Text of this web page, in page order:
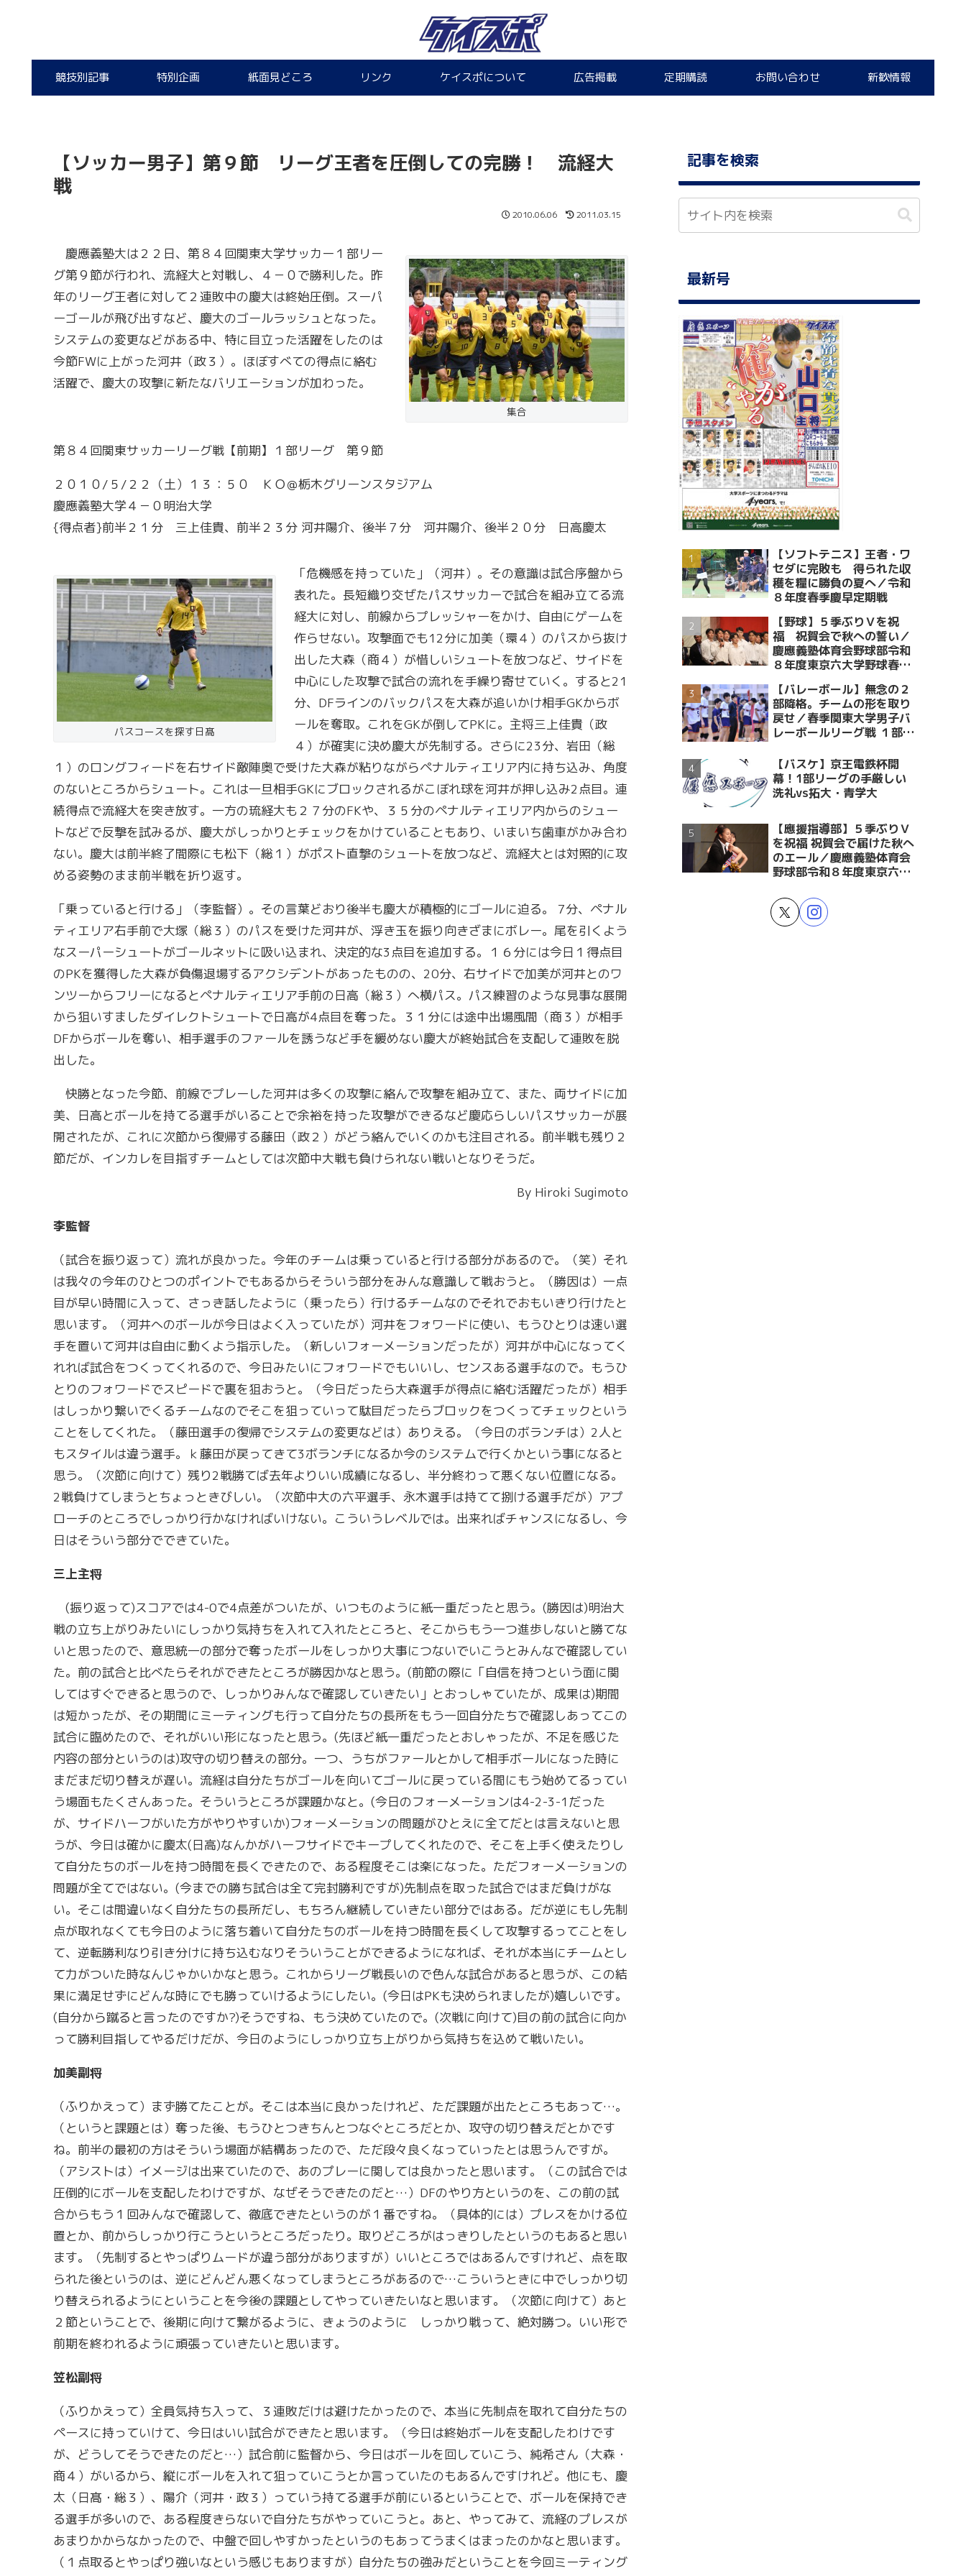
競技別記事 特別企画 紙面見どころ リンク ケイスポについて 広告掲載 定期購読 お問い合わせ 新歓情報
【ソッカー男子】第９節 リーグ王者を圧倒しての完勝！ 流経大
戦
2010.06.06 2011.03.15
集合
慶應義塾大は２２日、第８４回関東大学サッカー１部リー
グ第９節が行われ、流経大と対戦し、４－０で勝利した。昨
年のリーグ王者に対して２連敗中の慶大は終始圧倒。スーパ
ーゴールが飛び出すなど、慶大のゴールラッシュとなった。
システムの変更などがある中、特に目立った活躍をしたのは
今節FWに上がった河井（政３）。ほぼすべての得点に絡む
活躍で、慶大の攻撃に新たなバリエーションが加わった。
第８４回関東サッカーリーグ戦【前期】１部リーグ 第９節
２０１０/５/２２（土）１３：５０ ＫＯ＠栃木グリーンスタジアム
慶應義塾大学４－０明治大学
{得点者}前半２１分 三上佳貴、前半２３分 河井陽介、後半７分 河井陽介、後半２０分 日高慶太
パスコースを探す日髙
「危機感を持っていた」（河井）。その意識は試合序盤から
表れた。長短織り交ぜたパスサッカーで試合を組み立てる流
経大に対し、前線からプレッシャーをかけ、自由にゲームを
作らせない。攻撃面でも12分に加美（環４）のパスから抜け
出した大森（商４）が惜しいシュートを放つなど、サイドを
中心にした攻撃で試合の流れを手繰り寄せていく。すると21
分、DFラインのバックパスを大森が追いかけ相手GKからボ
ールを奪取。これをGKが倒してPKに。主将三上佳貴（政
４）が確実に決め慶大が先制する。さらに23分、岩田（総
１）のロングフィードを右サイド敵陣奥で受けた大森が粘りながらペナルティエリア内に持ち込み、角度
のないところからシュート。これは一旦相手GKにブロックされるがこぼれ球を河井が押し込み2点目。連
続得点で流経大を突き放す。一方の琉経大も２７分のFKや、３５分のペナルティエリア内からのシュー
トなどで反撃を試みるが、慶大がしっかりとチェックをかけていることもあり、いまいち歯車がかみ合わ
ない。慶大は前半終了間際にも松下（総１）がポスト直撃のシュートを放つなど、流経大とは対照的に攻
める姿勢のまま前半戦を折り返す。
「乗っていると行ける」（李監督）。その言葉どおり後半も慶大が積極的にゴールに迫る。 7分、ペナル
ティエリア右手前で大塚（総３）のパスを受けた河井が、浮き玉を振り向きざまにボレー。尾を引くよう
なスーパーシュートがゴールネットに吸い込まれ、決定的な3点目を追加する。１６分には今日１得点目
のPKを獲得した大森が負傷退場するアクシデントがあったものの、20分、右サイドで加美が河井とのワ
ンツーからフリーになるとペナルティエリア手前の日高（総３）へ横パス。パス練習のような見事な展開
から狙いすましたダイレクトシュートで日高が4点目を奪った。３１分には途中出場風間（商３）が相手
DFからボールを奪い、相手選手のファールを誘うなど手を緩めない慶大が終始試合を支配して連敗を脱
出した。
快勝となった今節、前線でプレーした河井は多くの攻撃に絡んで攻撃を組み立て、また、両サイドに加
美、日高とボールを持てる選手がいることで余裕を持った攻撃ができるなど慶応らしいパスサッカーが展
開されたが、これに次節から復帰する藤田（政２）がどう絡んでいくのかも注目される。前半戦も残り２
節だが、インカレを目指すチームとしては次節中大戦も負けられない戦いとなりそうだ。
By Hiroki Sugimoto
李監督
（試合を振り返って）流れが良かった。今年のチームは乗っていると行ける部分があるので。（笑）それ
は我々の今年のひとつのポイントでもあるからそういう部分をみんな意識して戦おうと。（勝因は）一点
目が早い時間に入って、さっき話したように（乗ったら）行けるチームなのでそれでおもいきり行けたと
思います。（河井へのボールが今日はよく入っていたが）河井をフォワードに使い、もうひとりは速い選
手を置いて河井は自由に動くよう指示した。（新しいフォーメーションだったが）河井が中心になってく
れれば試合をつくってくれるので、今日みたいにフォワードでもいいし、センスある選手なので。もうひ
とりのフォワードでスピードで裏を狙おうと。（今日だったら大森選手が得点に絡む活躍だったが）相手
はしっかり繋いでくるチームなのでそこを狙っていって駄目だったらブロックをつくってチェックという
ことをしてくれた。（藤田選手の復帰でシステムの変更などは）ありえる。（今日のボランチは）2人と
もスタイルは違う選手。ｋ藤田が戻ってきて3ボランチになるか今のシステムで行くかという事になると
思う。（次節に向けて）残り2戦勝てば去年よりいい成績になるし、半分終わって悪くない位置になる。
2戦負けてしまうとちょっときびしい。（次節中大の六平選手、永木選手は持てて捌ける選手だが）アプ
ローチのところでしっかり行かなければいけない。こういうレベルでは。出来ればチャンスになるし、今
日はそういう部分でできていた。
三上主将
(振り返って)スコアでは4-0で4点差がついたが、いつものように紙一重だったと思う。(勝因は)明治大
戦の立ち上がりみたいにしっかり気持ちを入れて入れたところと、そこからもう一つ進歩しないと勝てな
いと思ったので、意思統一の部分で奪ったボールをしっかり大事につないでいこうとみんなで確認してい
た。前の試合と比べたらそれができたところが勝因かなと思う。(前節の際に「自信を持つという面に関
してはすぐできると思うので、しっかりみんなで確認していきたい」とおっしゃていたが、成果は)期間
は短かったが、その期間にミーティングも行って自分たちの長所をもう一回自分たちで確認しあってこの
試合に臨めたので、それがいい形になったと思う。(先ほど紙一重だったとおしゃったが、不足を感じた
内容の部分というのは)攻守の切り替えの部分。一つ、うちがファールとかして相手ボールになった時に
まだまだ切り替えが遅い。流経は自分たちがゴールを向いてゴールに戻っている間にもう始めてるってい
う場面もたくさんあった。そういうところが課題かなと。(今日のフォーメーションは4-2-3-1だった
が、サイドハーフがいた方がやりやすいか)フォーメーションの問題がひとえに全てだとは言えないと思
うが、今日は確かに慶太(日高)なんかがハーフサイドでキープしてくれたので、そこを上手く使えたりし
て自分たちのボールを持つ時間を長くできたので、ある程度そこは楽になった。ただフォーメーションの
問題が全てではない。(今までの勝ち試合は全て完封勝利ですが)先制点を取った試合ではまだ負けがな
い。そこは間違いなく自分たちの長所だし、もちろん継続していきたい部分ではある。だが逆にもし先制
点が取れなくても今日のように落ち着いて自分たちのボールを持つ時間を長くして攻撃するってことをし
て、逆転勝利なり引き分けに持ち込むなりそういうことができるようになれば、それが本当にチームとし
て力がついた時なんじゃかいかなと思う。これからリーグ戦長いので色んな試合があると思うが、この結
果に満足せずにどんな時にでも勝っていけるようにしたい。(今日はPKも決められましたが)嬉しいです。
(自分から蹴ると言ったのですか?)そうですね、もう決めていたので。(次戦に向けて)目の前の試合に向か
って勝利目指してやるだけだが、今日のようにしっかり立ち上がりから気持ちを込めて戦いたい。
加美副将
（ふりかえって）まず勝てたことが。そこは本当に良かったけれど、ただ課題が出たところもあって…。
（というと課題とは）奪った後、もうひとつきちんとつなぐところだとか、攻守の切り替えだとかです
ね。前半の最初の方はそういう場面が結構あったので、ただ段々良くなっていったとは思うんですが。
（アシストは）イメージは出来ていたので、あのプレーに関しては良かったと思います。（この試合では
圧倒的にボールを支配したわけですが、なぜそうできたのだと…）DFのやり方というのを、この前の試
合からもう１回みんなで確認して、徹底できたというのが１番ですね。（具体的には）プレスをかける位
置とか、前からしっかり行こうというところだったり。取りどころがはっきりしたというのもあると思い
ます。（先制するとやっぱりムードが違う部分がありますが）いいところではあるんですけれど、点を取
られた後というのは、逆にどんどん悪くなってしまうところがあるので…こういうときに中でしっかり切
り替えられるようにということを今後の課題としてやっていきたいなと思います。（次節に向けて）あと
２節ということで、後期に向けて繋がるように、きょうのように しっかり戦って、絶対勝つ。いい形で
前期を終われるように頑張っていきたいと思います。
笠松副将
（ふりかえって）全員気持ち入って、３連敗だけは避けたかったので、本当に先制点を取れて自分たちの
ペースに持っていけて、今日はいい試合ができたと思います。（今日は終始ボールを支配したわけです
が、どうしてそうできたのだと…）試合前に監督から、今日はボールを回していこう、純希さん（大森・
商４）がいるから、縦にボールを入れて狙っていこうとか言っていたのもあるんですけれど。他にも、慶
太（日髙・総３）、陽介（河井・政３）っていう持てる選手が前にいるということで、ボールを保持でき
る選手が多いので、ある程度きらないで自分たちがやっていこうと。あと、やってみて、流経のプレスが
あまりかからなかったので、中盤で回しやすかったというのもあってうまくはまったのかなと思います。
（１点取るとやっぱり強いなという感じもありますが）自分たちの強みだということを今回ミーティング
記事を検索
最新号
【ソフトテニス】王者・ワ
セダに完敗も 得られた収
穫を糧に勝負の夏へ／令和
８年度春季慶早定期戦
【野球】５季ぶりＶを祝
福 祝賀会で秋への誓い／
慶應義塾体育会野球部令和
８年度東京六大学野球春季
～
【バレーボール】無念の２
部降格。チームの形を取り
戻せ／春季関東大学男子バ
レーボールリーグ戦 １部・
【バスケ】京王電鉄杯開
幕！1部リーグの手厳しい
洗礼vs拓大・青学大
【應援指導部】５季ぶりＶ
を祝福 祝賀会で届けた秋へ
のエール／慶應義塾体育会
野球部令和８年度東京六大
賀会～後編～